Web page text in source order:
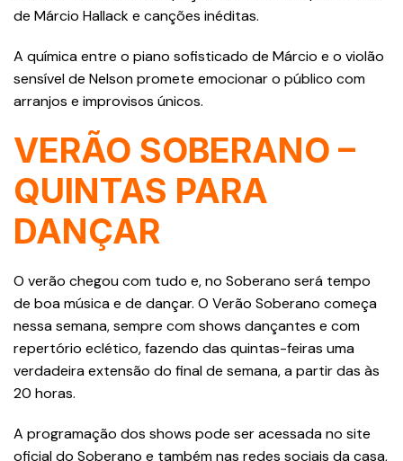
de Márcio Hallack e canções inéditas.
A química entre o piano sofisticado de Márcio e o violão
sensível de Nelson promete emocionar o público com
arranjos e improvisos únicos.
VERÃO SOBERANO –
QUINTAS PARA
DANÇAR
O verão chegou com tudo e, no Soberano será tempo
de boa música e de dançar. O Verão Soberano começa
nessa semana, sempre com shows dançantes e com
repertório eclético, fazendo das quintas-feiras uma
verdadeira extensão do final de semana, a partir das às
20 horas.
A programação dos shows pode ser acessada no site
oficial do Soberano e também nas redes sociais da casa,